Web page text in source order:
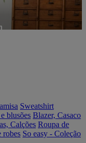
Sweatshirt
blusões Blazer, Casaco
Calções Roupa de
robes So easy - Coleção